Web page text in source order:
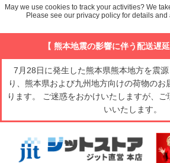
【 熊本地震の影響に伴う配送遅
7月28日に発生した熊本県熊本地方を震
り、熊本県および九州地方向けの荷物のお
ります。 ご迷惑をおかけいたしますが、
いいたします。
May we use cookies to track your activities? We
Please see our privacy policy for details